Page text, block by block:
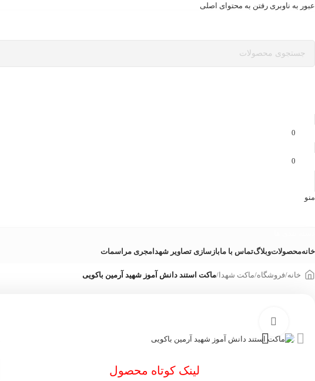
عبور به ناوبری رفتن به محتوای اصلی
0
0
منو
خانهمحصولاتوبلاگتماس با مابازسازی تصاویر شهدا مجری مراسمات
خانه/فروشگاه/ماکت شهدا /ماکت استند دانش آموز شهید آرمین باکویی
لینک کوتاه محصول